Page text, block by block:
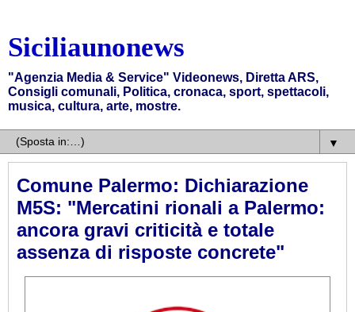
Siciliaunonews
"Agenzia Media & Service" Videonews, Diretta ARS,
Consigli comunali, Politica, cronaca, sport, spettacoli,
musica, cultura, arte, mostre.
▼
Comune Palermo: Dichiarazione
M5S: "Mercatini rionali a Palermo:
ancora gravi criticità e totale
assenza di risposte concrete"